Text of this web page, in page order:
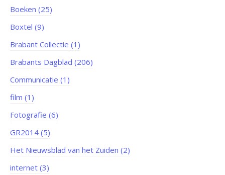
Boeken (25)
Boxtel (9)
Brabant Collectie (1)
Brabants Dagblad (206)
Communicatie (1)
film (1)
Fotografie (6)
GR2014 (5)
Het Nieuwsblad van het Zuiden (2)
internet (3)